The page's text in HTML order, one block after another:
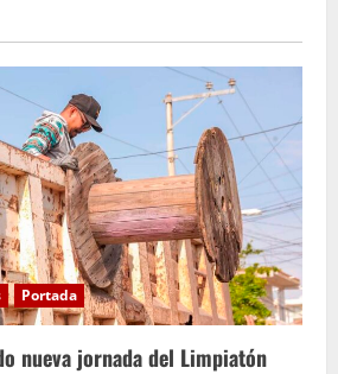
Portada
nueva jornada del Limpiatón